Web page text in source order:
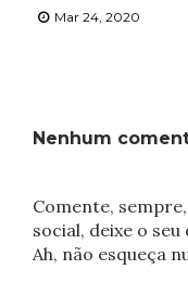
Mar 24, 2020
Nenhum
Comente,
social, deixe o
Ah, não esqueça